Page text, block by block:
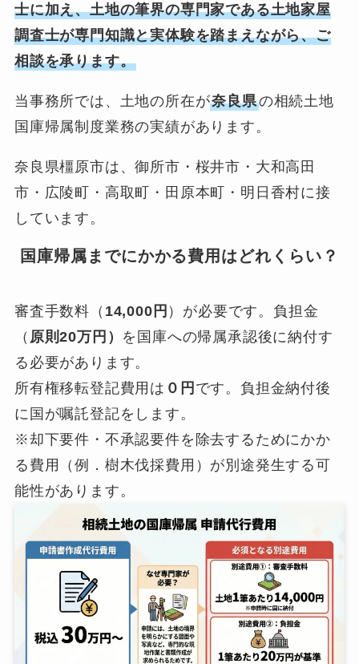
士に加え、土地の筆界の専門家である土地家屋
調査士が専門知識と実体験を踏まえながら、ご
相談を承ります。
当事務所では、土地の所在が奈良県の相続土地
国庫帰属制度業務の実績があります。
奈良県橿原市は、御所市・桜井市・大和高田
市・広陵町・高取町・田原本町・明日香村に接
しています。
国庫帰属までにかかる費用はどれくらい？
審査手数料（ 14,000円 ）が必要です。負担金
（ 原則20万円） を国庫への帰属承認後に納付す
る必要があります。
所有権移転登記費用は ０円 です。負担金納付後
に国が嘱託登記をします。
※却下要件・不承認要件を除去するためにかか
る費用（例．樹木伐採費用）が別途発生する可
能性があります。